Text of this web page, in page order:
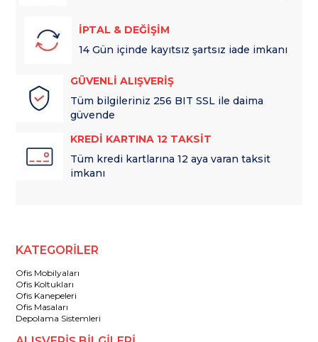
İPTAL & DEĞİŞİM
14 Gün içinde kayıtsız şartsız iade imkanı
GÜVENLİ ALIŞVERİŞ
Tüm bilgileriniz 256 BIT SSL ile daima
güvende
KREDİ KARTINA 12 TAKSİT
Tüm kredi kartlarına 12 aya varan taksit
imkanı
KATEGORİLER
Ofis Mobilyaları
Ofis Koltukları
Ofis Kanepeleri
Ofis Masaları
Depolama Sistemleri